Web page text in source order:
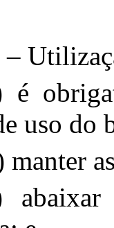
é
uso do
manter